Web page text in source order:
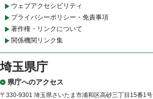
ウェブアクセシビリティ
プライバシーポリシー・免責事項
著作権・リンクについて
関係機関リンク集
埼玉県庁
県庁へのアクセス
〒330-9301 埼玉県さいたま市浦和区高砂三丁目15番1号